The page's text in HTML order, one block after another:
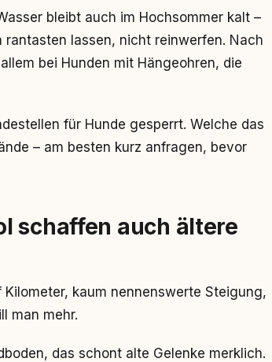
bleibt auch im Hochsommer kalt –
lassen, nicht reinwerfen. Nach
bei Hunden mit Hängeohren, die
für Hunde gesperrt. Welche das
– am besten kurz anfragen, bevor
schaffen auch ältere
kaum nennenswerte Steigung,
man mehr.
das schont alte Gelenke merklich.